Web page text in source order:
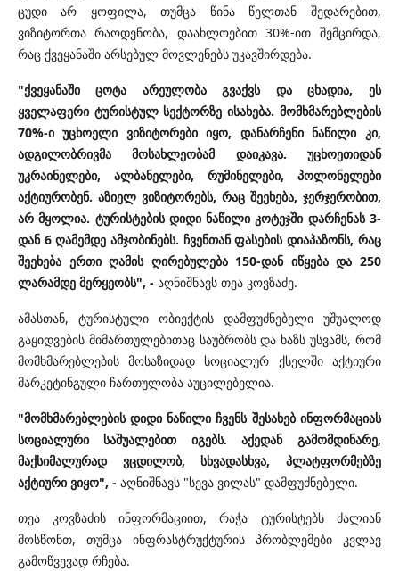
ცუდი არ ყოფილა, თუმცა წინა წელთან შედარებით,
ვიზიტორთა რაოდენობა, დაახლოებით 30%-ით შემცირდა,
რაც ქვეყანაში არსებულ მოვლენებს უკავშირდება.
"ქვეყანაში ცოტა არეულობა გვაქვს და ცხადია, ეს
ყველაფერი ტურისტულ სექტორზე ისახება. მომხმარებლების
70%-ი უცხოელი ვიზიტორები იყო, დანარჩენი ნაწილი კი,
ადგილობრივმა მოსახლეობამ დაიკავა. უცხოეთიდან
უკრაინელები, ალბანელები, რუმინელები, პოლონელები
აქტიურობენ. აზიელ ვიზიტორებს, რაც შეეხება, ჯერჯერობით,
არ მყოლია. ტურისტების დიდი ნაწილი კოტეჯში დარჩენას 3-
დან 6 ღამემდე ამჯობინებს. ჩვენთან ფასების დიაპაზონს, რაც
შეეხება ერთი ღამის ღირებულება 150-დან იწყება და 250
ლარამდე მერყეობს", - აღნიშნავს თეა კოვზაძე.
ამასთან, ტურისტული ობიექტის დამფუძნებელი უშუალოდ
გაყიდვების მიმართულებითაც საუბრობს და ხაზს უსვამს, რომ
მომხმარებლების მოსაზიდად სოციალურ ქსელში აქტიური
მარკეტინგული ჩართულობა აუცილებელია.
"მომხმარებლების დიდი ნაწილი ჩვენს შესახებ ინფორმაციას
სოციალური საშუალებით იგებს. აქედან გამომდინარე,
მაქსიმალურად ვცდილობ, სხვადასხვა, პლატფორმებზე
აქტიური ვიყო", - აღნიშნავს "სევა ვილას" დამფუძნებელი.
თეა კოვზაძის ინფორმაციით, რაჭა ტურისტებს ძალიან
მოსწონთ, თუმცა ინფრასტრუქტურის პრობლემები კვლავ
გამოწვევად რჩება.